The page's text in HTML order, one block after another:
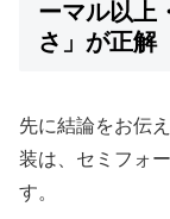
ーマル以上
さ」が正解
先に結論をお伝
装は、セミフォ
す。